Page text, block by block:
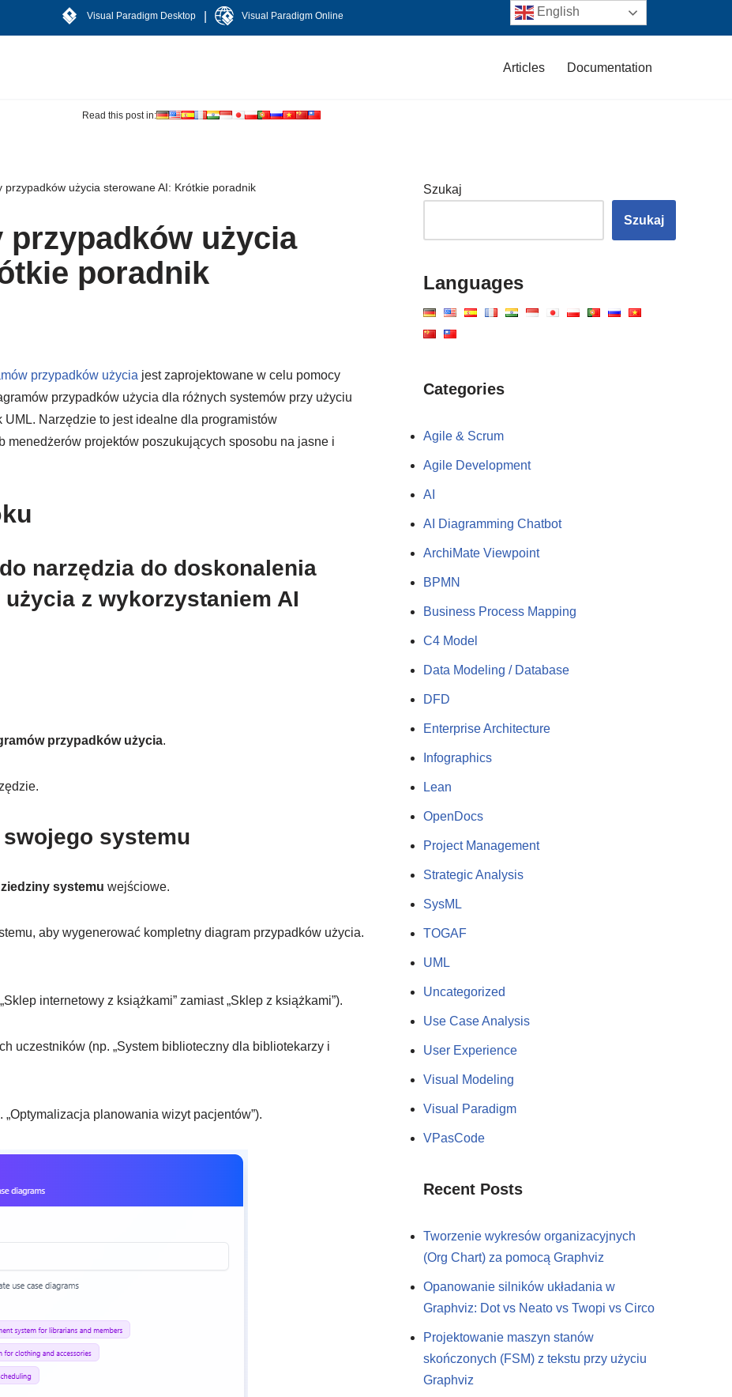
Visual Paradigm Desktop Visual Paradigm Online
Articles Documentation
Read this post in:
przypadków użycia sterowane AI: Krótkie poradnik
przypadków użycia
poradnik
przypadków użycia jest zaprojektowane w celu pomocy
przypadków użycia dla różnych systemów przy użyciu
Narzędzie to jest idealne dla programistów
projektów poszukujących sposobu na jasne i
narzędzia do doskonalenia
z wykorzystaniem AI
przypadków użycia.
systemu
systemu wejściowe.
aby wygenerować kompletny diagram przypadków użycia.
internetowy z książkami” zamiast „Sklep z książkami”).
uczestników (np. „System biblioteczny dla bibliotekarzy i
planowania wizyt pacjentów”).
Szukaj
Szukaj
Languages
Categories
Agile & Scrum
Agile Development
AI
AI Diagramming Chatbot
ArchiMate Viewpoint
BPMN
Business Process Mapping
C4 Model
Data Modeling / Database
DFD
Enterprise Architecture
Infographics
Lean
OpenDocs
Project Management
Strategic Analysis
SysML
TOGAF
UML
Uncategorized
Use Case Analysis
User Experience
Visual Modeling
Visual Paradigm
VPasCode
Recent Posts
Tworzenie wykresów organizacyjnych
(Org Chart) za pomocą Graphviz
Opanowanie silników układania w
Graphviz: Dot vs Neato vs Twopi vs Circo
Projektowanie maszyn stanów
skończonych (FSM) z tekstu przy użyciu
Graphviz
English